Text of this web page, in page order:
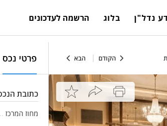
נדל"ן בלוג הרשמה לעדכונים
הקודם הבא פרטי נכס
כתובת
מחוז המרכז